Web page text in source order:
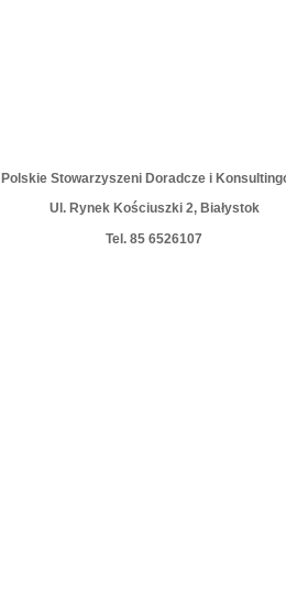
Polskie Stowarzyszeni Doradcze i
Ul. Rynek Kościuszki 2, Białystok
Tel. 85 6526107